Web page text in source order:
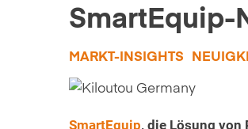
SmartEquip-
MARKT-INSIGHTS
SmartEquip, die Lösung